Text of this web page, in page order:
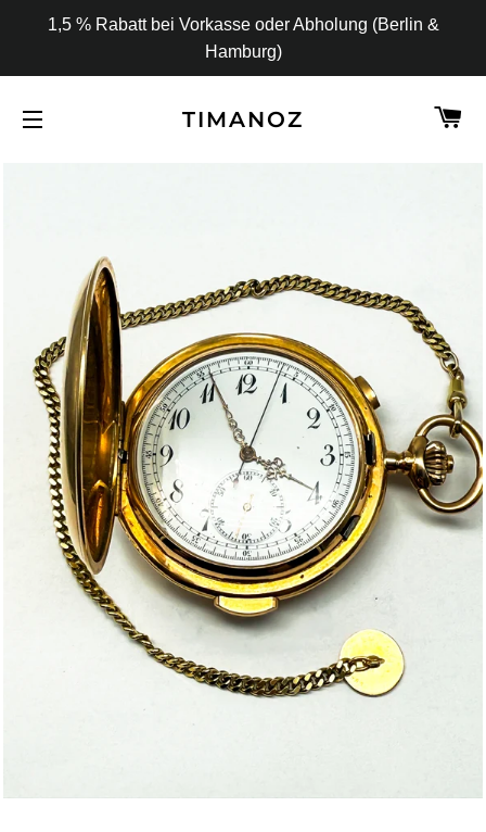
1,5 % Rabatt bei Vorkasse oder Abholung (Berlin &
Hamburg)
TIMANOZ